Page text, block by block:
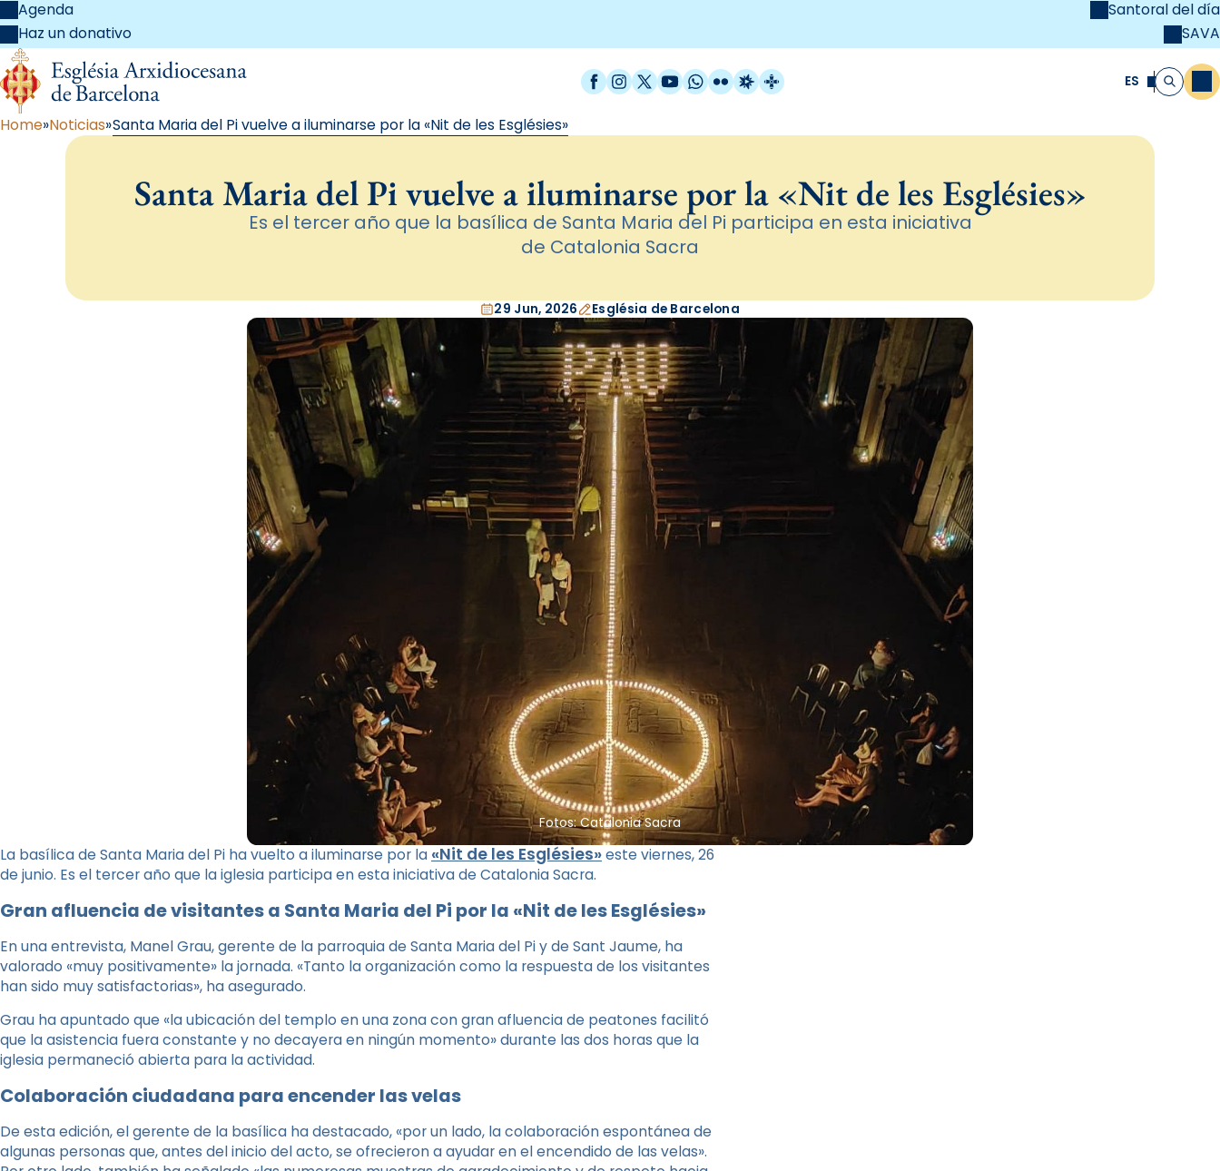
Agenda
Haz un donativo
Santoral del día
SAVA
Facebook
Instagram
X / Twitter
YouTube
WhatsApp
FlickrRadio Estel
Catalunya Cristiana ES Buscar
Home Noticias Santa Maria del Pi vuelve a iluminarse por la «Nit de les Esglésies»
Santa Maria del Pi vuelve a iluminarse por la «Nit de les Esglésies»
Es el tercer año que la basílica de Santa Maria del Pi participa en esta iniciativa
de Catalonia Sacra
29 Jun, 2026 Església de Barcelona
Fotos: Catalonia Sacra
La basílica de Santa Maria del Pi ha vuelto a iluminarse por la «Nit de les Esglésies»este viernes, 26
de junio. Es el tercer año que la iglesia participa en esta iniciativa de Catalonia Sacra.
Gran afluencia de visitantes a Santa Maria del Pi por la «Nit de les Esglésies»
En una entrevista, Manel Grau, gerente de la parroquia de Santa Maria del Pi y de Sant Jaume, ha
valorado «muy positivamente» la jornada. «Tanto la organización como la respuesta de los visitantes
han sido muy satisfactorias», ha asegurado.
Grau ha apuntado que «la ubicación del templo en una zona con gran afluencia de peatones facilitó
que la asistencia fuera constante y no decayera en ningún momento» durante las dos horas que la
iglesia permaneció abierta para la actividad.
Colaboración ciudadana para encender las velas
De esta edición, el gerente de la basílica ha destacado, «por un lado, la colaboración espontánea de
algunas personas que, antes del inicio del acto, se ofrecieron a ayudar en el encendido de las velas».